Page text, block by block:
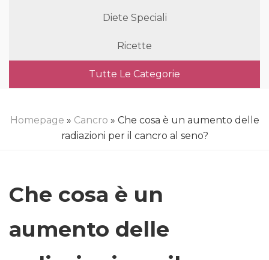
Diete Speciali
Ricette
Tutte Le Categorie
Homepage » Cancro » Che cosa è un aumento delle
radiazioni per il cancro al seno?
Che cosa è un
aumento delle